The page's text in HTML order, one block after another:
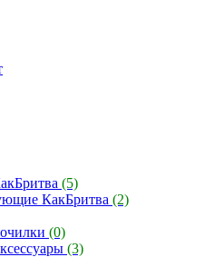
(5)
КакБритва (2)
(0)
(3)